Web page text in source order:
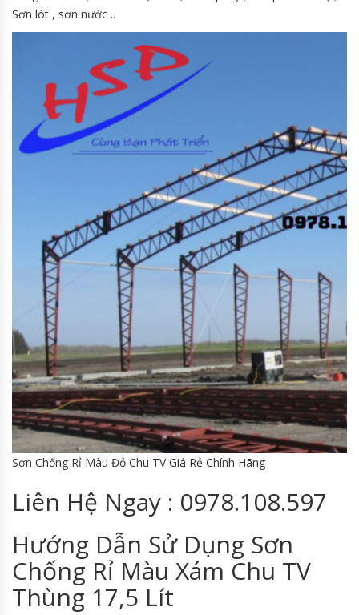
Sơn lót , sơn nước ..
Sơn Chống Rỉ Màu Đỏ Chu TV Giá Rẻ Chính Hãng
Liên Hệ Ngay : 0978.108.597
Hướng Dẫn Sử Dụng Sơn
Chống Rỉ Màu Xám Chu TV
Thùng 17,5 Lít